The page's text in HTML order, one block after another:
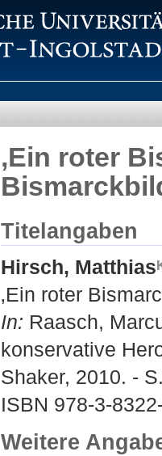
‚Ein roter
Titelangaben
Hirsch, Matthias
‚Ein roter
In: Raasch,
konservative
Shaker, 2010. -
ISBN 978-3-
Weitere